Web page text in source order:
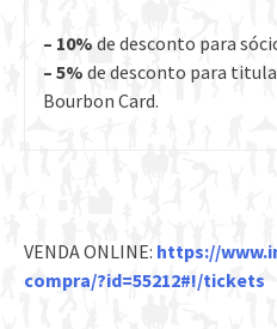
– 10% de desconto para
– 5% de desconto para
Bourbon Card.
VENDA ONLINE: https://
compra/?id=55212#!/tickets